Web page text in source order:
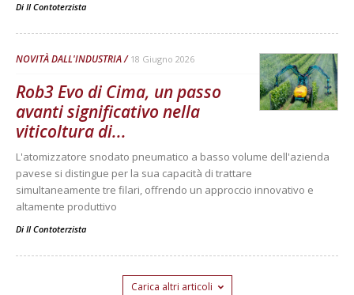
Di Il Contoterzista
NOVITÀ DALL'INDUSTRIA 18 Giugno 2026
Rob3 Evo di Cima, un passo
avanti significativo nella
viticoltura di...
L'atomizzatore snodato pneumatico a basso volume dell'azienda
pavese si distingue per la sua capacità di trattare
simultaneamente tre filari, offrendo un approccio innovativo e
altamente produttivo
Di Il Contoterzista
Carica altri articoli